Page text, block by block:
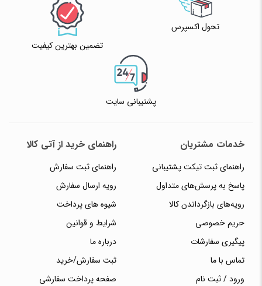
تحول اکسپرس
تضمین بهترین کیفیت
پشتیبانی سایت
خدمات مشتریان
راهنمای ثبت تیکت پشتیبانی
پاسخ به پرسش‌های متداول
رویه‌های بازگرداندن کالا
حریم خصوصی
پیگیری سفارشات
تماس با ما
ورود / ثبت نام
راهنمای خرید از آتی کالا
راهنمای ثبت سفارش
رویه ارسال سفارش
شیوه های پرداخت
شرایط و قوانین
درباره ما
ثبت سفارش/خرید
صفحه پرداخت سفارشی